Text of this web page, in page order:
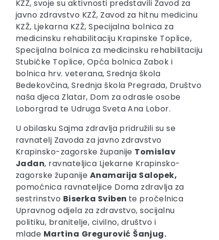
KZŽ, svoje su aktivnosti predstavili Zavod za
javno zdravstvo KZŽ, Zavod za hitnu medicinu
KZŽ, Ljekarna KZŽ, Specijalna bolnica za
medicinsku rehabilitaciju Krapinske Toplice,
Specijalna bolnica za medicinsku rehabilitaciju
Stubičke Toplice, Opća bolnica Zabok i
bolnica hrv. veterana, Srednja škola
Bedekovčina, Srednja škola Pregrada, Društvo
naša djeca Zlatar, Dom za odrasle osobe
Loborgrad te Udruga Sveta Ana Lobor.
U obilasku Sajma zdravlja pridružili su se
ravnatelj Zavoda za javno zdravstvo
Krapinsko-zagorske županije Tomislav
Jadan, ravnateljica Ljekarne Krapinsko-
zagorske županije Anamarija Salopek,
pomoćnica ravnateljice Doma zdravlja za
sestrinstvo Biserka Sviben te pročelnica
Upravnog odjela za zdravstvo, socijalnu
politiku, branitelje, civilno, društvo i
mlade Martina Gregurović Šanjug.